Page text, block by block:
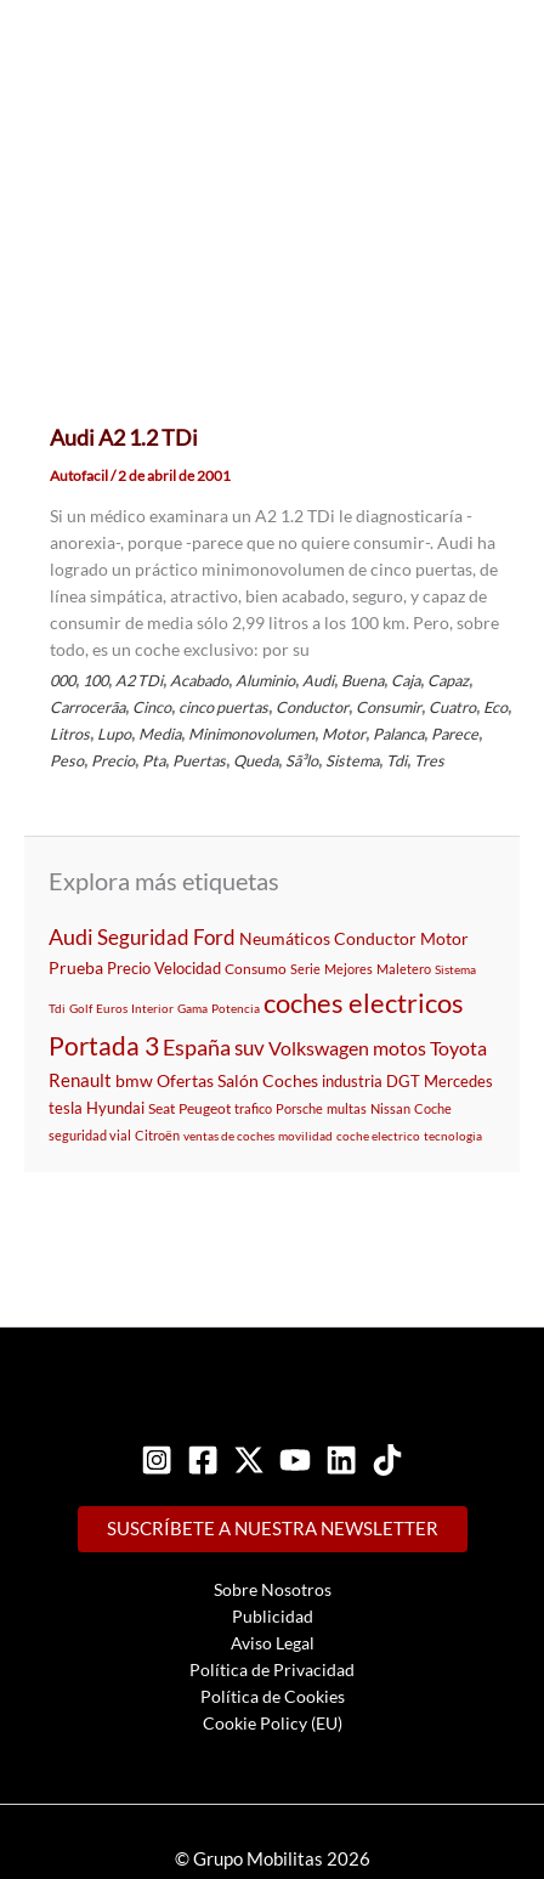
Audi A2 1.2 TDi
Autofacil/2 de abril de 2001
Si un médico examinara un A2 1.2 TDi le diagnosticaría -
anorexia-, porque -parece que no quiere consumir-. Audi ha
logrado un práctico minimonovolumen de cinco puertas, de
línea simpática, atractivo, bien acabado, seguro, y capaz de
consumir de media sólo 2,99 litros a los 100 km. Pero, sobre
todo, es un coche exclusivo: por su
000, 100,A2 TDi,Acabado,Aluminio,Audi, Buena, Caja, Capaz,
Carrocerã­a, Cinco, cinco puertas, Conductor, Consumir, Cuatro, Eco,
Litros, Lupo, Media, Minimonovolumen, Motor, Palanca, Parece,
Peso, Precio, Pta, Puertas, Queda, Sã³lo, Sistema, Tdi, Tres
Explora más etiquetas
AudiSeguridad Ford NeumáticosConductor Motor
Prueba Precio Velocidad Consumo Serie Mejores Maletero Sistema
Tdi Golf Euros Interior Gama Potencia coches electricos
Portada 3España suvVolkswagen motosToyota
Renault bmwOfertasSalón Coches industria DGT Mercedes
tesla Hyundai Seat Peugeot trafico Porsche multas Nissan Coche
seguridad vial Citroën ventas de coches movilidad coche electrico tecnologia
SUSCRÍBETE A NUESTRA NEWSLETTER
Sobre Nosotros
Publicidad
Aviso Legal
Política de Privacidad
Política de Cookies
Cookie Policy (EU)
© Grupo Mobilitas 2026